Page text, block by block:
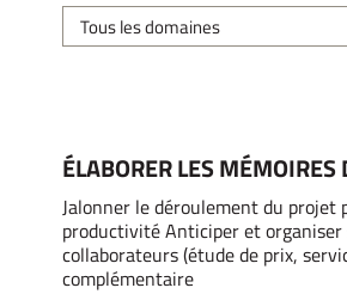
ÉLABORER LES
Jalonner le déroulement du
productivité Anticiper et
collaborateurs (étude de prix,
complémentaire